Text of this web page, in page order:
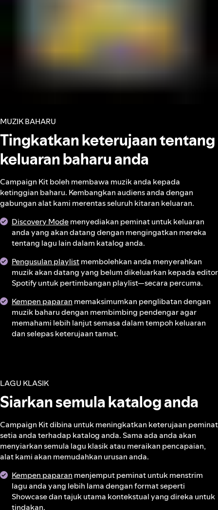
MUZIK BAHARU
Tingkatkan keterujaan tentang
keluaran baharu anda
Campaign Kit boleh membawa muzik anda kepada
ketinggian baharu. Kembangkan audiens anda dengan
gabungan alat kami merentas seluruh kitaran keluaran.
Discovery Modemenyediakan peminat untuk keluaran
anda yang akan datang dengan mengingatkan mereka
tentang lagu lain dalam katalog anda.
Pengusulan playlistmembolehkan anda menyerahkan
muzik akan datang yang belum dikeluarkan kepada editor
Spotify untuk pertimbangan playlist—secara percuma.
Kempen paparan memaksimumkan penglibatan dengan
muzik baharu dengan membimbing pendengar agar
memahami lebih lanjut semasa dalam tempoh keluaran
dan selepas keterujaan tamat.
LAGU KLASIK
Siarkan semula katalog anda
Campaign Kit dibina untuk meningkatkan keterujaan peminat
setia anda terhadap katalog anda. Sama ada anda akan
menyiarkan semula lagu klasik atau meraikan pencapaian,
alat kami akan memudahkan urusan anda.
Kempen paparan menjemput peminat untuk menstrim
lagu anda yang lebih lama dengan format seperti
Showcase dan tajuk utama kontekstual yang direka untuk
tindakan.